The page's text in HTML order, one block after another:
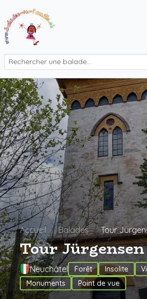
Accueil Balades Tour
Tour
Neuchâtel Forêt Insolite
Monuments
Point de vue